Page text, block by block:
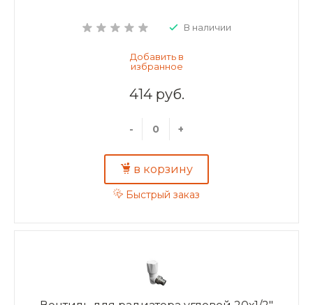
В наличии
414 руб.
- +
в корзину
Быстрый заказ